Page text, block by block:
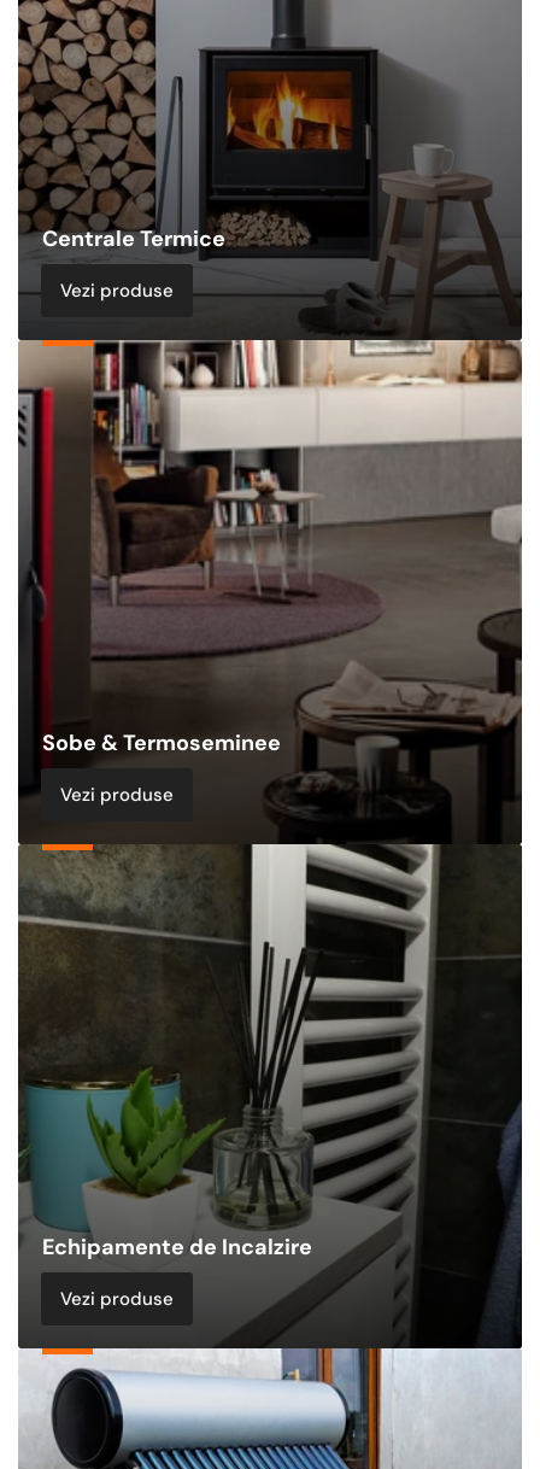
Centrale Termice
Vezi produse
Sobe
&
Termoseminee
Sobe & Termoseminee
Vezi produse
Echipamente
de
Incalzire
Echipamente de Incalzire
Vezi produse
Panouri
Solare